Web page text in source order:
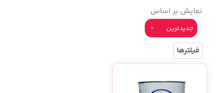
نمایش بر اساس
جدیدترین
فیلترها